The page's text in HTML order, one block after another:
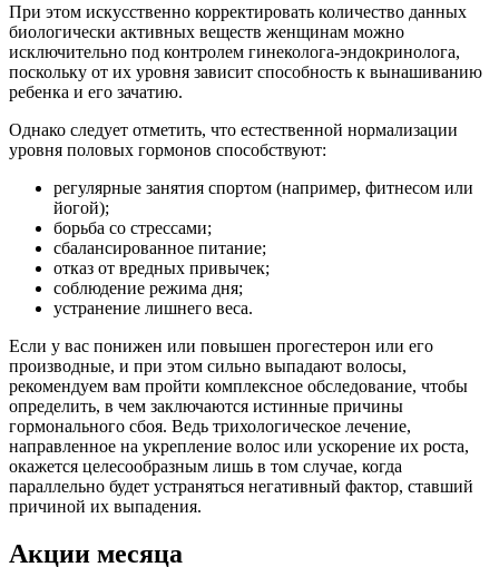
При этом искусственно корректировать количество данных
биологически активных веществ женщинам можно
исключительно под контролем гинеколога-эндокринолога,
поскольку от их уровня зависит способность к вынашиванию
ребенка и его зачатию.
Однако следует отметить, что естественной нормализации
уровня половых гормонов способствуют:
регулярные занятия спортом (например, фитнесом или
йогой);
борьба со стрессами;
сбалансированное питание;
отказ от вредных привычек;
соблюдение режима дня;
устранение лишнего веса.
Если у вас понижен или повышен прогестерон или его
производные, и при этом сильно выпадают волосы,
рекомендуем вам пройти комплексное обследование, чтобы
определить, в чем заключаются истинные причины
гормонального сбоя. Ведь трихологическое лечение,
направленное на укрепление волос или ускорение их роста,
окажется целесообразным лишь в том случае, когда
параллельно будет устраняться негативный фактор, ставший
причиной их выпадения.
Акции месяца